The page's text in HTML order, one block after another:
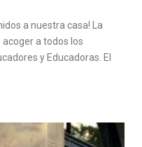
a nuestra casa! La
a todos los
y Educadoras. El